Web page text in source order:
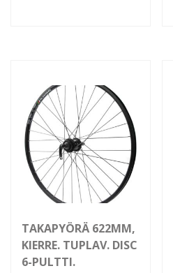
TAKAPYÖRÄ 622MM,
KIERRE. TUPLAV. DISC
6-PULTTI.